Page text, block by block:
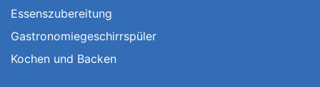
Essenszubereitung
Gastronomiegeschirrspüler
Kochen und Backen